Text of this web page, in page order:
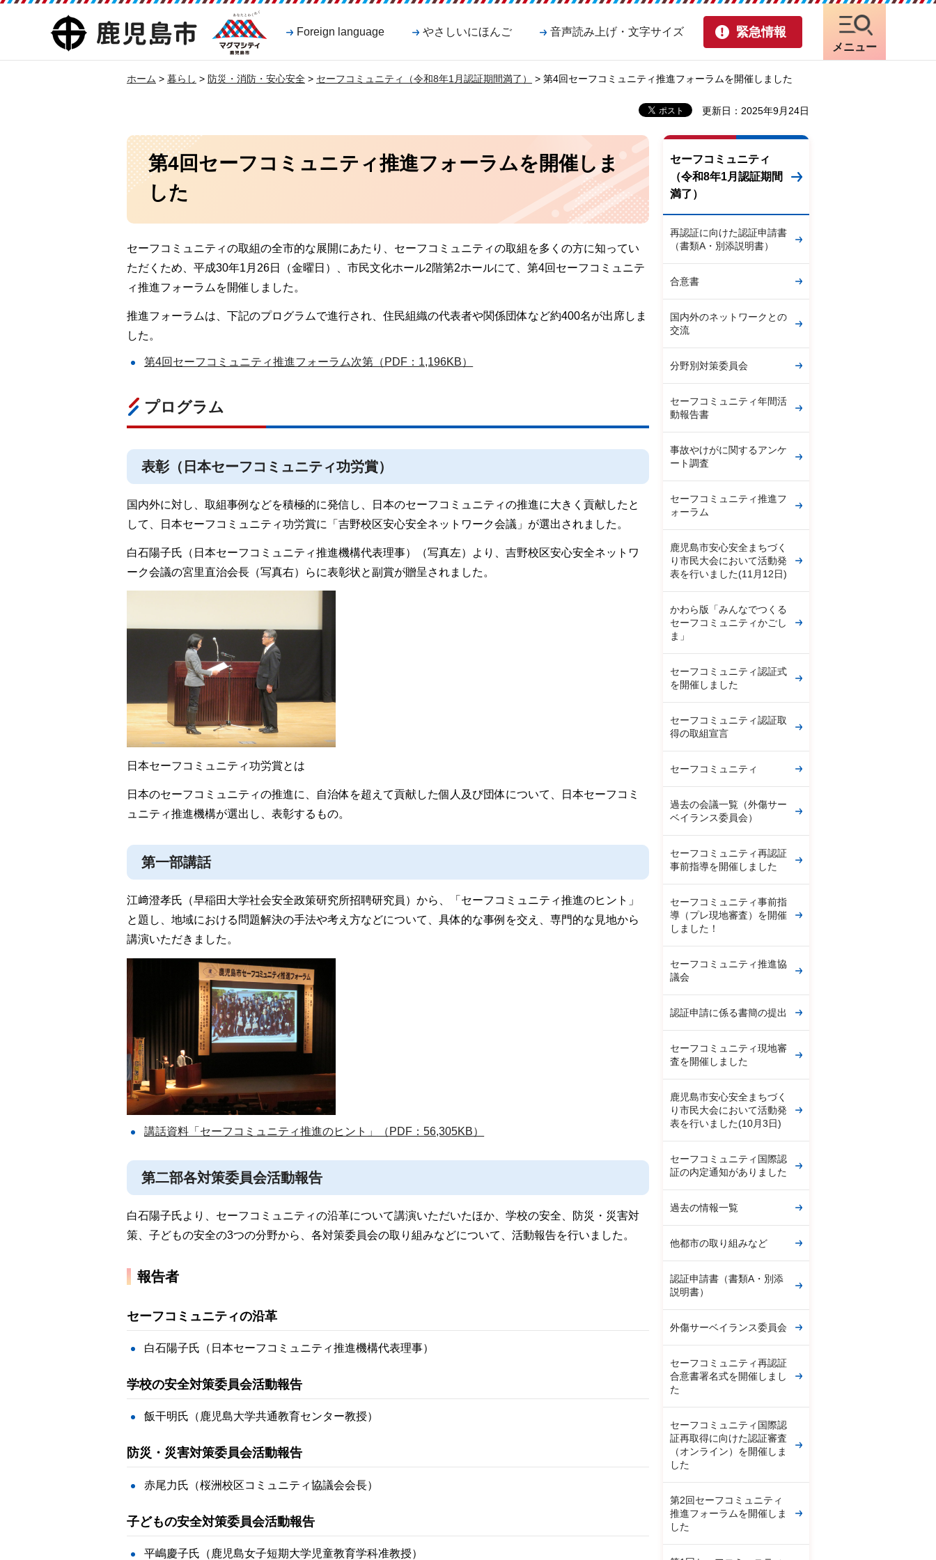
鹿児島市
マグマシティ
鹿児島市
Foreign language やさしいにほんご 音声読み上げ・文字サイズ 緊急情報
メニュー
ホーム > 暮らし > 防災・消防・安心安全 > セーフコミュニティ（令和8年1月認証期間満了） > 第4回セーフコミュニティ推進フォーラムを開催しました
更新日：2025年9月24日
第4回セーフコミュニティ推進フォーラムを開催しま
した
セーフコミュニティの取組の全市的な展開にあたり、セーフコミュニティの取組を多くの方に知ってい
ただくため、平成30年1月26日（金曜日）、市民文化ホール2階第2ホールにて、第4回セーフコミュニテ
ィ推進フォーラムを開催しました。
推進フォーラムは、下記のプログラムで進行され、住民組織の代表者や関係団体など約400名が出席しま
した。
第4回セーフコミュニティ推進フォーラム次第（PDF：1,196KB）
プログラム
表彰（日本セーフコミュニティ功労賞）
国内外に対し、取組事例などを積極的に発信し、日本のセーフコミュニティの推進に大きく貢献したと
して、日本セーフコミュニティ功労賞に「吉野校区安心安全ネットワーク会議」が選出されました。
白石陽子氏（日本セーフコミュニティ推進機構代表理事）（写真左）より、吉野校区安心安全ネットワ
ーク会議の宮里直治会長（写真右）らに表彰状と副賞が贈呈されました。
日本セーフコミュニティ功労賞とは
日本のセーフコミュニティの推進に、自治体を超えて貢献した個人及び団体について、日本セーフコミ
ュニティ推進機構が選出し、表彰するもの。
第一部講話
江﨑澄孝氏（早稲田大学社会安全政策研究所招聘研究員）から、「セーフコミュニティ推進のヒント」
と題し、地域における問題解決の手法や考え方などについて、具体的な事例を交え、専門的な見地から
講演いただきました。
講話資料「セーフコミュニティ推進のヒント」（PDF：56,305KB）
第二部各対策委員会活動報告
白石陽子氏より、セーフコミュニティの沿革について講演いただいたほか、学校の安全、防災・災害対
策、子どもの安全の3つの分野から、各対策委員会の取り組みなどについて、活動報告を行いました。
報告者
セーフコミュニティの沿革
白石陽子氏（日本セーフコミュニティ推進機構代表理事）
学校の安全対策委員会活動報告
飯干明氏（鹿児島大学共通教育センター教授）
防災・災害対策委員会活動報告
赤尾力氏（桜洲校区コミュニティ協議会会長）
子どもの安全対策委員会活動報告
平嶋慶子氏（鹿児島女子短期大学児童教育学科准教授）
セーフコミュニティ
（令和8年1月認証期間
満了）
再認証に向けた認証申請書
（書類A・別添説明書）
合意書
国内外のネットワークとの
交流
分野別対策委員会
セーフコミュニティ年間活
動報告書
事故やけがに関するアンケ
ート調査
セーフコミュニティ推進フ
ォーラム
鹿児島市安心安全まちづく
り市民大会において活動発
表を行いました(11月12日)
かわら版「みんなでつくる
セーフコミュニティかごし
ま」
セーフコミュニティ認証式
を開催しました
セーフコミュニティ認証取
得の取組宣言
セーフコミュニティ
過去の会議一覧（外傷サー
ベイランス委員会）
セーフコミュニティ再認証
事前指導を開催しました
セーフコミュニティ事前指
導（プレ現地審査）を開催
しました！
セーフコミュニティ推進協
議会
認証申請に係る書簡の提出
セーフコミュニティ現地審
査を開催しました
鹿児島市安心安全まちづく
り市民大会において活動発
表を行いました(10月3日)
セーフコミュニティ国際認
証の内定通知がありました
過去の情報一覧
他都市の取り組みなど
認証申請書（書類A・別添
説明書）
外傷サーベイランス委員会
セーフコミュニティ再認証
合意書署名式を開催しまし
た
セーフコミュニティ国際認
証再取得に向けた認証審査
（オンライン）を開催しま
した
第2回セーフコミュニティ
推進フォーラムを開催しま
した